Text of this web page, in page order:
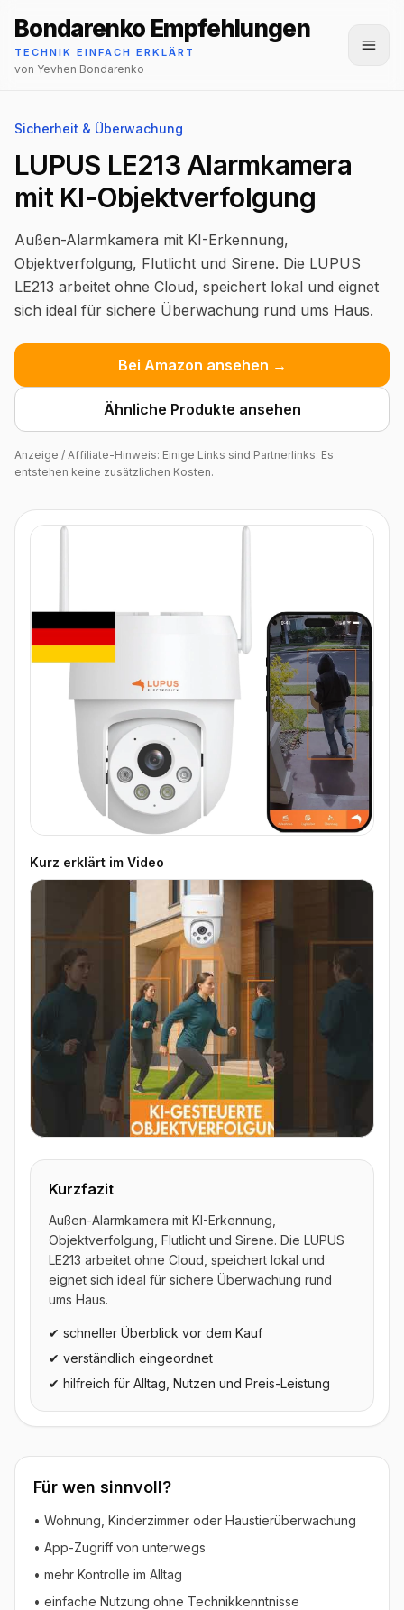
Bondarenko Empfehlungen
TECHNIK EINFACH ERKLÄRT
von Yevhen Bondarenko
Sicherheit & Überwachung
LUPUS LE213 Alarmkamera
mit KI-Objektverfolgung
Außen-Alarmkamera mit KI-Erkennung,
Objektverfolgung, Flutlicht und Sirene. Die LUPUS
LE213 arbeitet ohne Cloud, speichert lokal und eignet
sich ideal für sichere Überwachung rund ums Haus.
Bei Amazon ansehen →
Ähnliche Produkte ansehen
Anzeige / Affiliate-Hinweis: Einige Links sind Partnerlinks. Es
entstehen keine zusätzlichen Kosten.
Kurz erklärt im Video
▶ Video ansehen
Kurzfazit
Außen-Alarmkamera mit KI-Erkennung,
Objektverfolgung, Flutlicht und Sirene. Die LUPUS
LE213 arbeitet ohne Cloud, speichert lokal und
eignet sich ideal für sichere Überwachung rund
ums Haus.
✔ schneller Überblick vor dem Kauf
✔ verständlich eingeordnet
✔ hilfreich für Alltag, Nutzen und Preis-Leistung
Für wen sinnvoll?
• Wohnung, Kinderzimmer oder Haustierüberwachung
• App-Zugriff von unterwegs
• mehr Kontrolle im Alltag
• einfache Nutzung ohne Technikkenntnisse